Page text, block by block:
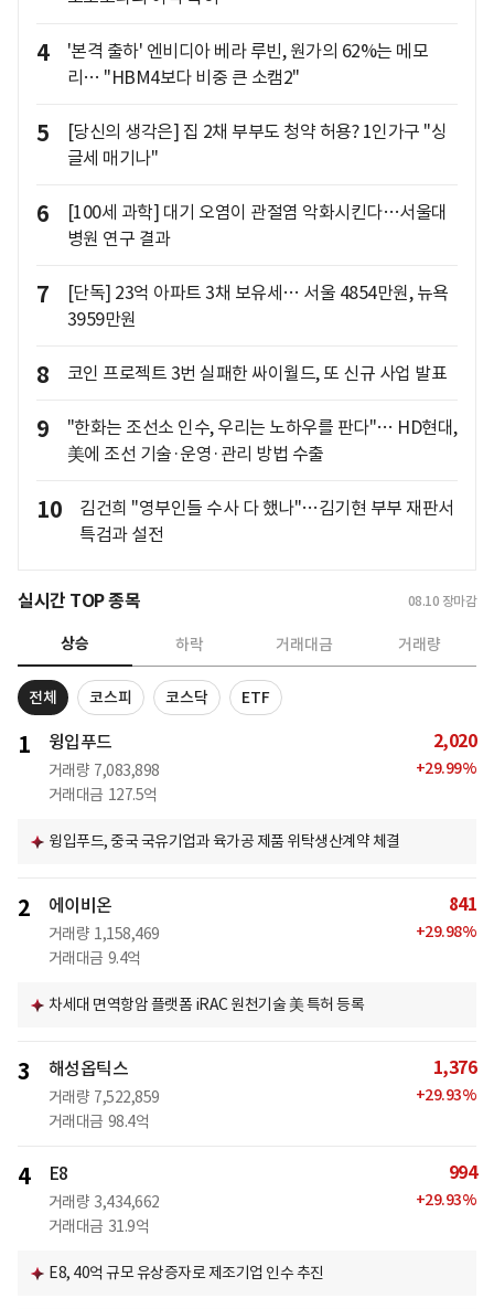
4
'본격 출하' 엔비디아 베라 루빈, 원가의 62%는 메모
리… "HBM4보다 비중 큰 소캠2"
5
[당신의 생각은] 집 2채 부부도 청약 허용? 1인가구 "싱
글세 매기나"
6
[100세 과학] 대기 오염이 관절염 악화시킨다…서울대
병원 연구 결과
7
[단독] 23억 아파트 3채 보유세… 서울 4854만원, 뉴욕
3959만원
8 코인 프로젝트 3번 실패한 싸이월드, 또 신규 사업 발표
9
"한화는 조선소 인수, 우리는 노하우를 판다"… HD현대,
美에 조선 기술·운영·관리 방법 수출
10
김건희 "영부인들 수사 다 했나"…김기현 부부 재판서
특검과 설전
실시간 TOP 종목 08.10 장마감
상승 하락 거래대금 거래량
전체 코스피 코스닥 ETF
1 윙입푸드
거래량 7,083,898
거래대금 127.5억
2,020
+29.99%
윙입푸드, 중국 국유기업과 육가공 제품 위탁생산계약 체결
2 에이비온
거래량 1,158,469
거래대금 9.4억
841
+29.98%
차세대 면역항암 플랫폼 iRAC 원천기술 美 특허 등록
3 해성옵틱스
거래량 7,522,859
거래대금 98.4억
1,376
+29.93%
4 E8
거래량 3,434,662
거래대금 31.9억
994
+29.93%
E8, 40억 규모 유상증자로 제조기업 인수 추진